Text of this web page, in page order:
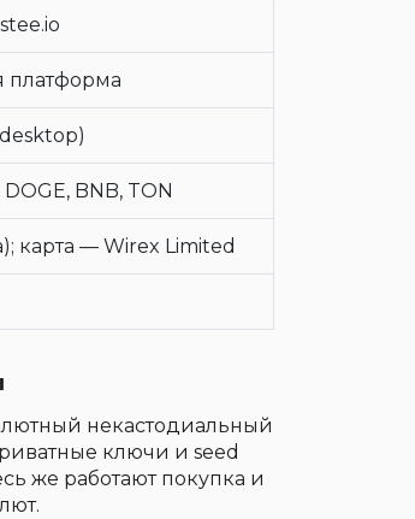
платформа
DOGE, BNB, TON
карта — Wirex Limited
некастодиальный
ключи и seed
же работают покупка и